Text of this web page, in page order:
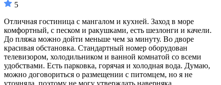
5
Отличная гостиница с мангалом и кухней. Заход в море
комфортный, с песком и ракушками, есть шезлонги и качели.
До пляжа можно дойти меньше чем за минуту. Во дворе
красивая обстановка. Стандартный номер оборудован
телевизором, холодильником и ванной комнатой со всеми
удобствами. Есть парковка, горячая и холодная вода. Думаю,
можно договориться о размещении с питомцем, но я не